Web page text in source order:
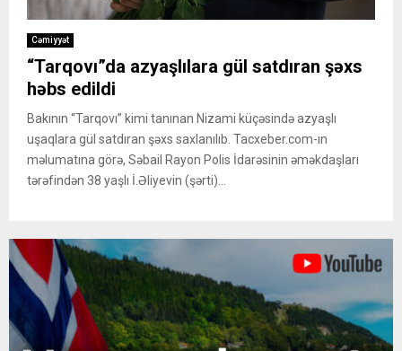
Cəmiyyət
“Tarqovı”da azyaşlılara gül satdıran şəxs
həbs edildi
Bakının “Tarqovı” kimi tanınan Nizami küçəsində azyaşlı
uşaqlara gül satdıran şəxs saxlanılıb. Tacxeber.com-ın
məlumatına görə, Səbail Rayon Polis İdarəsinin əməkdaşları
tərəfindən 38 yaşlı İ.Əliyevin (şərti)...